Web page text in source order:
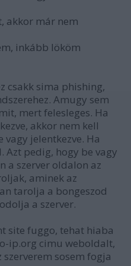
akkor már nem
inkább lököm
csakk sima phishing,
Amugy sem
mert felesleges. Ha
akkor nem kell
jelentkezve. Ha
Azt pedig, hogy be vagy
a szerver oldalon az
aminek az
tarolja a bongeszod
a szerver.
site fuggo, tehat hiaba
ip.org cimu weboldalt,
sosem fogja